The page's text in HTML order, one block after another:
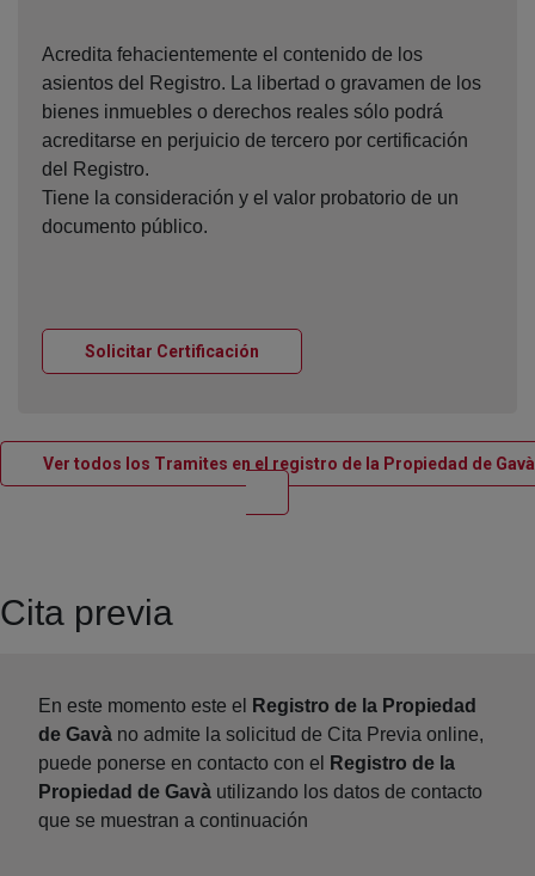
Acredita fehacientemente el contenido de los
asientos del Registro. La libertad o gravamen de los
bienes inmuebles o derechos reales sólo podrá
acreditarse en perjuicio de tercero por certificación
del Registro.
Tiene la consideración y el valor probatorio de un
documento público.
Solicitar Certificación
Ver todos los Tramites en el registro de la Propiedad de Gavà
Ventana nueva
Cita previa
En este momento este el
Registro de la Propiedad
de Gavà no admite la solicitud de Cita Previa online,
puede ponerse en contacto con el
Registro de la
Propiedad de Gavà utilizando los datos de contacto
que se muestran a continuación